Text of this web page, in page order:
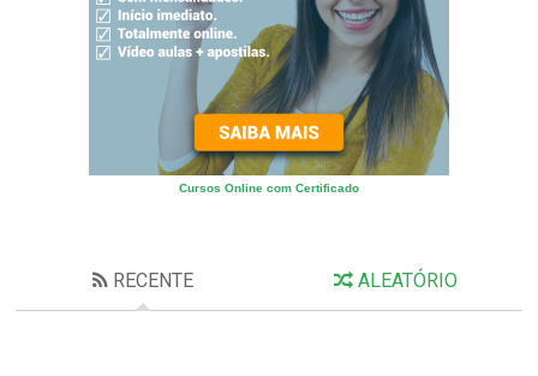
Cursos Online com Certificado
RECENTE ALEATÓRIO